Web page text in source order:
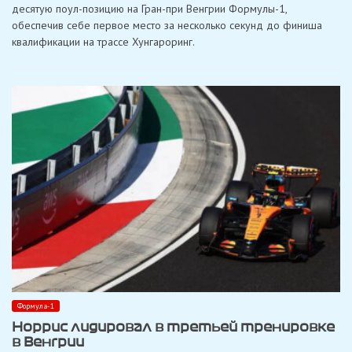
«Ferrari»
и
поул
десятую поул-позицию на Гран-при Венгрии Формулы-1,
обеспечив себе первое место за несколько секунд до финиша
квалификации на трассе Хунгароринг.
Формула-1
Норрис лидировал в третьей тренировке
в Венгрии